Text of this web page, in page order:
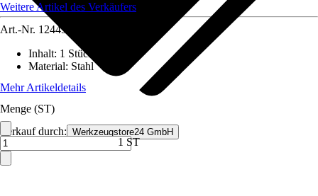
Verkauf durch: Werkzeugstore24 GmbH
Weitere Artikel des Verkäufers
Art.-Nr. 12449738
Inhalt: 1 Stück
Material: Stahl
Mehr Artikeldetails
Menge (ST)
1 ST